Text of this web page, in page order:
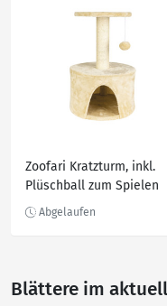
Zoofari Kratzturm, inkl.
Plüschball zum Spielen
Blättere im